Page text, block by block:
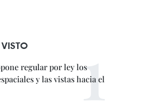
regular por ley los
y las vistas hacia el